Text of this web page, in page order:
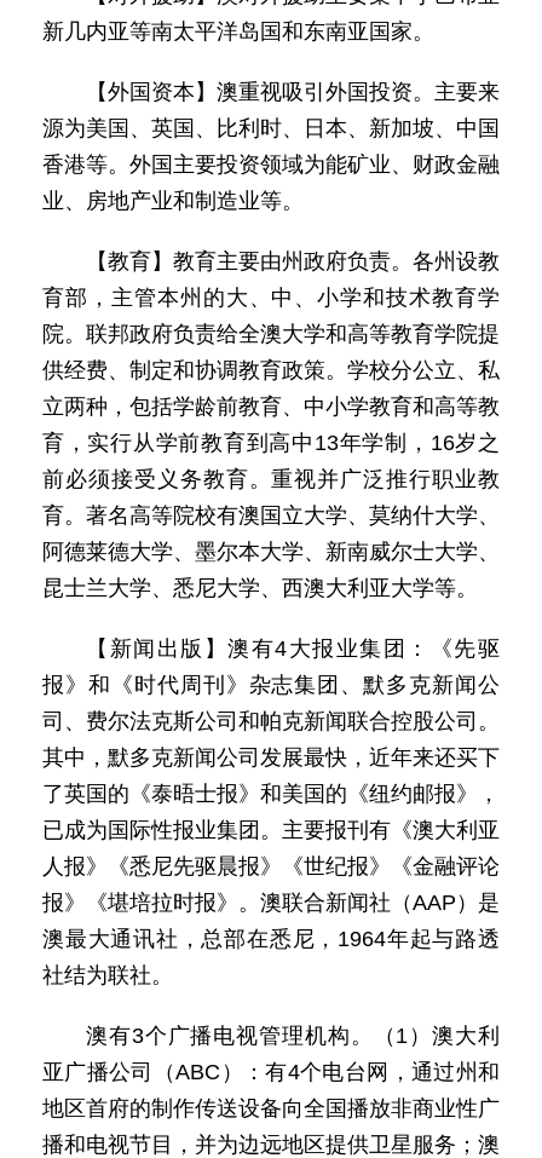
新几内亚等南太平洋岛国和东南亚国家。
【外国资本】澳重视吸引外国投资。主要来
源为美国、英国、比利时、日本、新加坡、中国
香港等。外国主要投资领域为能矿业、财政金融
业、房地产业和制造业等。
【教育】教育主要由州政府负责。各州设教
育部，主管本州的大、中、小学和技术教育学
院。联邦政府负责给全澳大学和高等教育学院提
供经费、制定和协调教育政策。学校分公立、私
立两种，包括学龄前教育、中小学教育和高等教
育，实行从学前教育到高中13年学制，16岁之
前必须接受义务教育。重视并广泛推行职业教
育。著名高等院校有澳国立大学、莫纳什大学、
阿德莱德大学、墨尔本大学、新南威尔士大学、
昆士兰大学、悉尼大学、西澳大利亚大学等。
【新闻出版】澳有4大报业集团：《先驱
报》和《时代周刊》杂志集团、默多克新闻公
司、费尔法克斯公司和帕克新闻联合控股公司。
其中，默多克新闻公司发展最快，近年来还买下
了英国的《泰晤士报》和美国的《纽约邮报》，
已成为国际性报业集团。主要报刊有《澳大利亚
人报》《悉尼先驱晨报》《世纪报》《金融评论
报》《堪培拉时报》。澳联合新闻社（AAP）是
澳最大通讯社，总部在悉尼，1964年起与路透
社结为联社。
澳有3个广播电视管理机构。（1）澳大利
亚广播公司（ABC）：有4个电台网，通过州和
地区首府的制作传送设备向全国播放非商业性广
播和电视节目，并为边远地区提供卫星服务；澳